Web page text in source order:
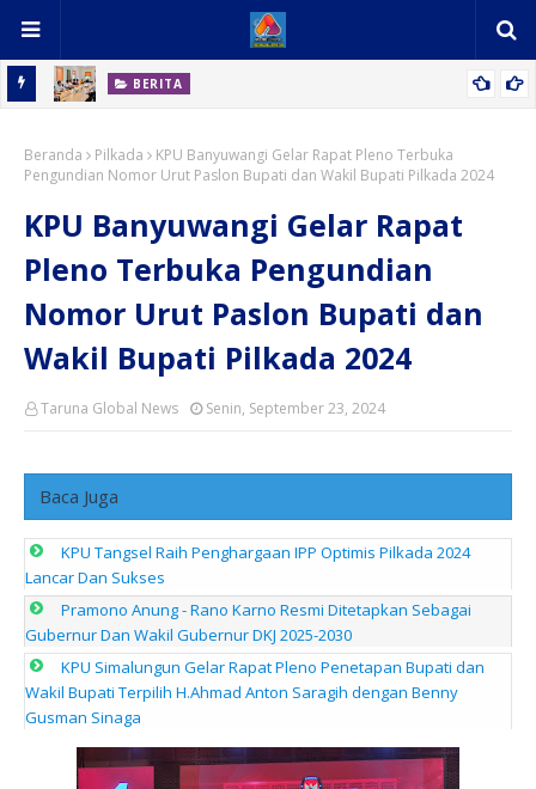
BERITA
Sejahtera Cahaya Dapat Apresiasi dari PT Alliance Consumer
Product Indonesia
Beranda Pilkada
KPU Banyuwangi Gelar Rapat Pleno Terbuka
Pengundian Nomor Urut Paslon Bupati dan Wakil Bupati Pilkada 2024
KPU Banyuwangi Gelar Rapat
Pleno Terbuka Pengundian
Nomor Urut Paslon Bupati dan
Wakil Bupati Pilkada 2024
Taruna Global News Senin, September 23, 2024
Baca Juga
KPU Tangsel Raih Penghargaan IPP Optimis Pilkada 2024
Lancar Dan Sukses
Pramono Anung - Rano Karno Resmi Ditetapkan Sebagai
Gubernur Dan Wakil Gubernur DKJ 2025-2030
KPU Simalungun Gelar Rapat Pleno Penetapan Bupati dan
Wakil Bupati Terpilih H.Ahmad Anton Saragih dengan Benny
Gusman Sinaga